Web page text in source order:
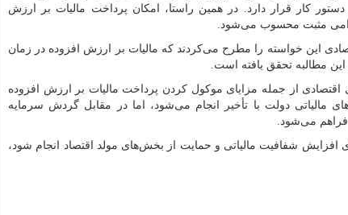
کار قرار دارد. در همین راستا، امکان پرداخت مالیات بر ارزش
مثبت محسوب می‌شود.
این خواسته را مطرح می‌کردند که مالیات بر ارزش افزوده در زمان
مطالبه تحقق یافته است.
از جمله مزایای موکول کردن پرداخت مالیات بر ارزش افزوده
مالیاتی دولت با تأخیر انجام می‌شود، اما در مقابل گردش سرمایه
فراهم می‌شود.
افزایش شفافیت مالیاتی و حمایت از بخش‌های مولد اقتصاد انجام شود،